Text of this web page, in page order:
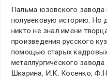
Пальма юзовского завода
полувековую историю. Но
никто не знал имени
произведения русского
помощью старых
металлургического
Шкарина, И.К. Косенко,